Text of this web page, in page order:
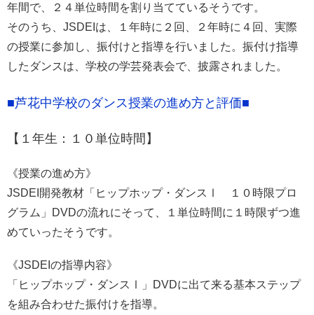
年間で、２４単位時間を割り当てているそうです。
そのうち、JSDEIは、１年時に２回、２年時に４回、実際
の授業に参加し、振付けと指導を行いました。振付け指導
したダンスは、学校の学芸発表会で、披露されました。
■芦花中学校のダンス授業の進め方と評価■
【１年生：１０単位時間】
《授業の進め方》
JSDEI開発教材「ヒップホップ・ダンスⅠ １０時限プロ
グラム」DVDの流れにそって、１単位時間に１時限ずつ進
めていったそうです。
《JSDEIの指導内容》
「ヒップホップ・ダンスⅠ」DVDに出て来る基本ステップ
を組み合わせた振付けを指導。